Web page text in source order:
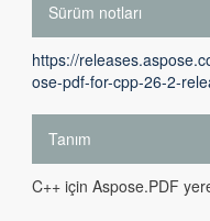
Sürüm notları
https://
ose-pdf-for-cpp-26-2-
Tanım
C++ için Aspose.PDF